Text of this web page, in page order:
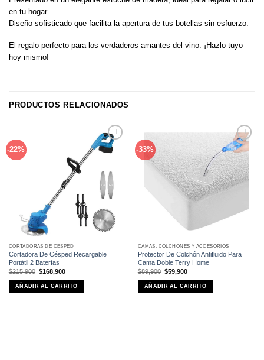
en tu hogar.
Diseño sofisticado que facilita la apertura de tus botellas sin esfuerzo.
El regalo perfecto para los verdaderos amantes del vino. ¡Hazlo tuyo
hoy mismo!
PRODUCTOS RELACIONADOS
-22%
Añadir
a la
CORTADORAS DE CÉSPED
Cortadora De Césped Recargable
Portátil 2 Baterías
$215,900 El
precio
original
era:
$215,900.
$168,900El
actual
es:
$168,900.
AÑADIR AL CARRITO
-33%
Añadir
a la
lista de
deseos
CAMAS, COLCHONES Y ACCESORIOS
Protector De Colchón Antifluido Para
Cama Doble Terry Home
$89,900 El
precio
original
era:
$89,900.
$59,900El
actual
es:
$59,900.
AÑADIR AL CARRITO